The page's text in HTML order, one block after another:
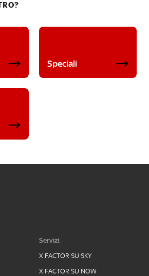
Speciali
Servizi:
X FACTOR SU SKY
X FACTOR SU NOW